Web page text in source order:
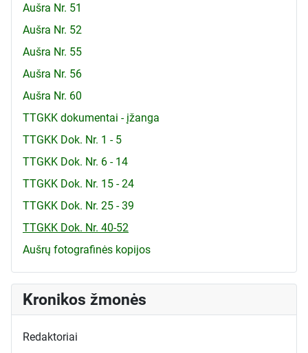
Aušra Nr. 51
Aušra Nr. 52
Aušra Nr. 55
Aušra Nr. 56
Aušra Nr. 60
TTGKK dokumentai - įžanga
TTGKK Dok. Nr. 1 - 5
TTGKK Dok. Nr. 6 - 14
TTGKK Dok. Nr. 15 - 24
TTGKK Dok. Nr. 25 - 39
TTGKK Dok. Nr. 40-52
Aušrų fotografinės kopijos
Kronikos žmonės
Redaktoriai